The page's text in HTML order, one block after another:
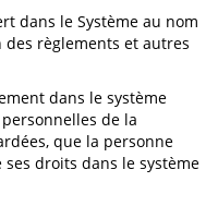
dans le Système au nom
règlements et autres
dans le système
de la
que la personne
droits dans le système